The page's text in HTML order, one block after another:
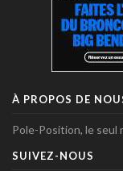
À PROPOS DE
Pole-Position, le seul
SUIVEZ-NOUS